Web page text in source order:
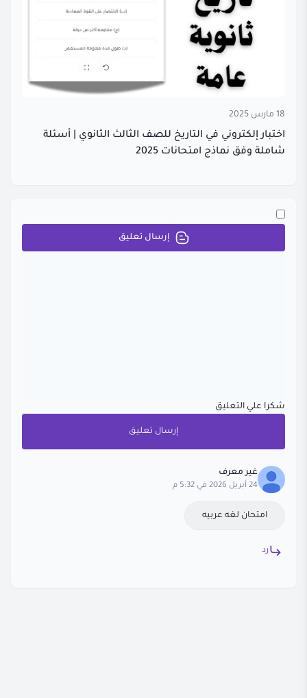
18 مارس 2025
اختبار إلكتروني في التاريخ للصف الثالث الثانوي | أسئلة
شاملة وفق نماذج امتحانات 2025
إرسال تعليق
شكرا علي التعليق
إرسال تعليق
غير معرف
24 أبريل 2026 في 5:32 م
امتحان لغه عربيه
رد